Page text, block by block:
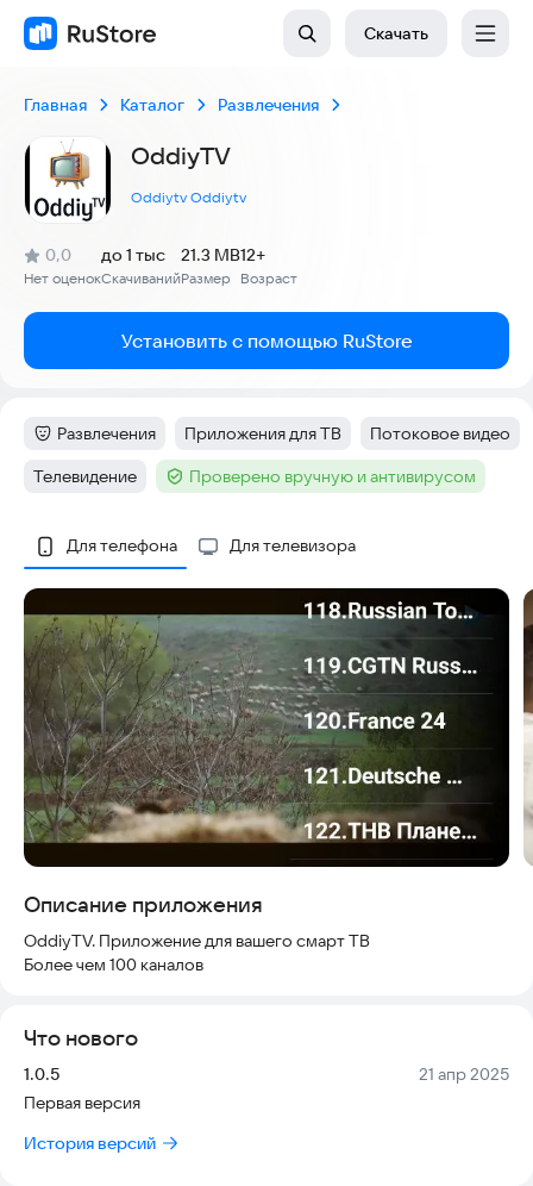
Скачать
Главная Каталог Развлечения
OddiyTV
Oddiytv Oddiytv
Рейтинг:
0,0
(
Нет оценок
)
Скачиваний
до 1 тыс
Размер
21.3 MB
Возраст
12+
Установить с помощью RuStore
Категория:
Развлечения Тег:
Приложения для ТВ Тег:
Потоковое видео
Тег:
Телевидение Тег :Проверено вручную и антивирусом
Скриншоты
Для телефона Для телевизора
Описание приложения
OddiyTV. Приложение для вашего смарт ТВ
Более чем 100 каналов
Что нового
Версия:
1.0.5 Дата:
21 апр 2025
Первая версия
История версий